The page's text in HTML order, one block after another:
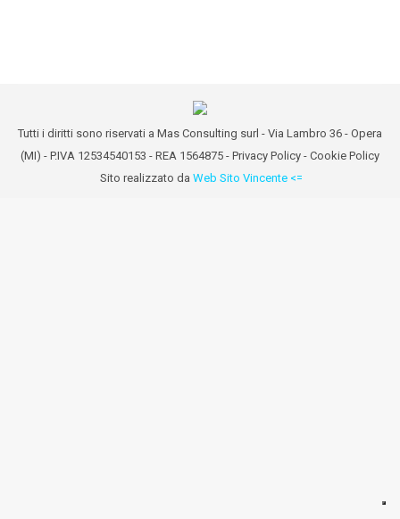
Tutti i diritti sono riservati a Mas Consulting surl - Via Lambro 36 - Opera
(MI) - P.IVA 12534540153 - REA 1564875 - Privacy Policy - Cookie Policy
Sito realizzato da Web Sito Vincente <=